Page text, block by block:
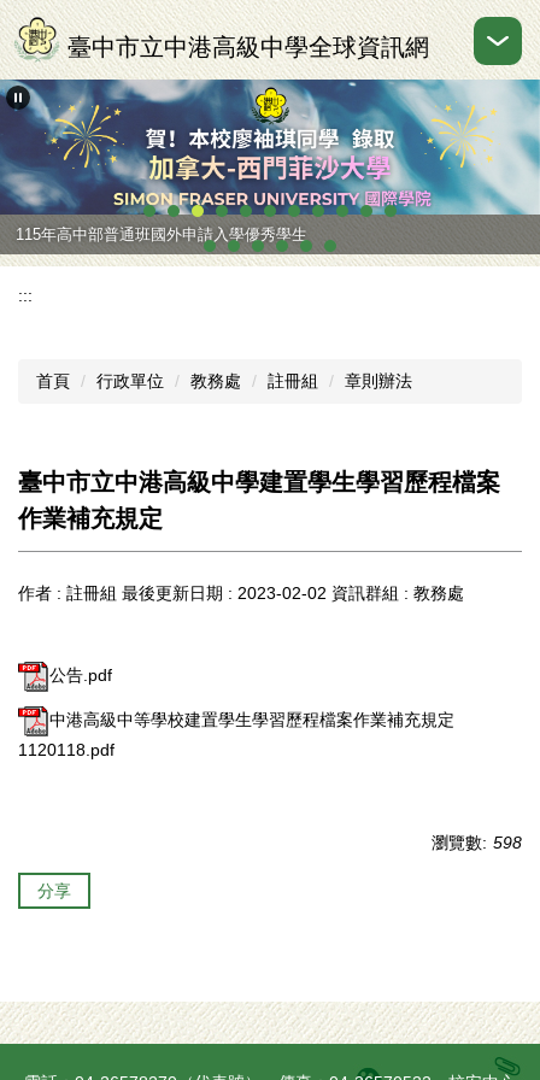
跳
到
主
要
區
臺中市立中港高級中學全球資訊網
115年高中部普通班國外申請入學優秀學生
:::
首頁 行政單位 教務處 註冊組 章則辦法
臺中市立中港高級中學建置學生學習歷程檔案
作業補充規定
作者 : 註冊組 最後更新日期 : 2023-02-02 資訊群組 : 教務處
公告.pdf
中港高級中等學校建置學生學習歷程檔案作業補充規定
1120118.pdf
瀏覽數: 598
分享